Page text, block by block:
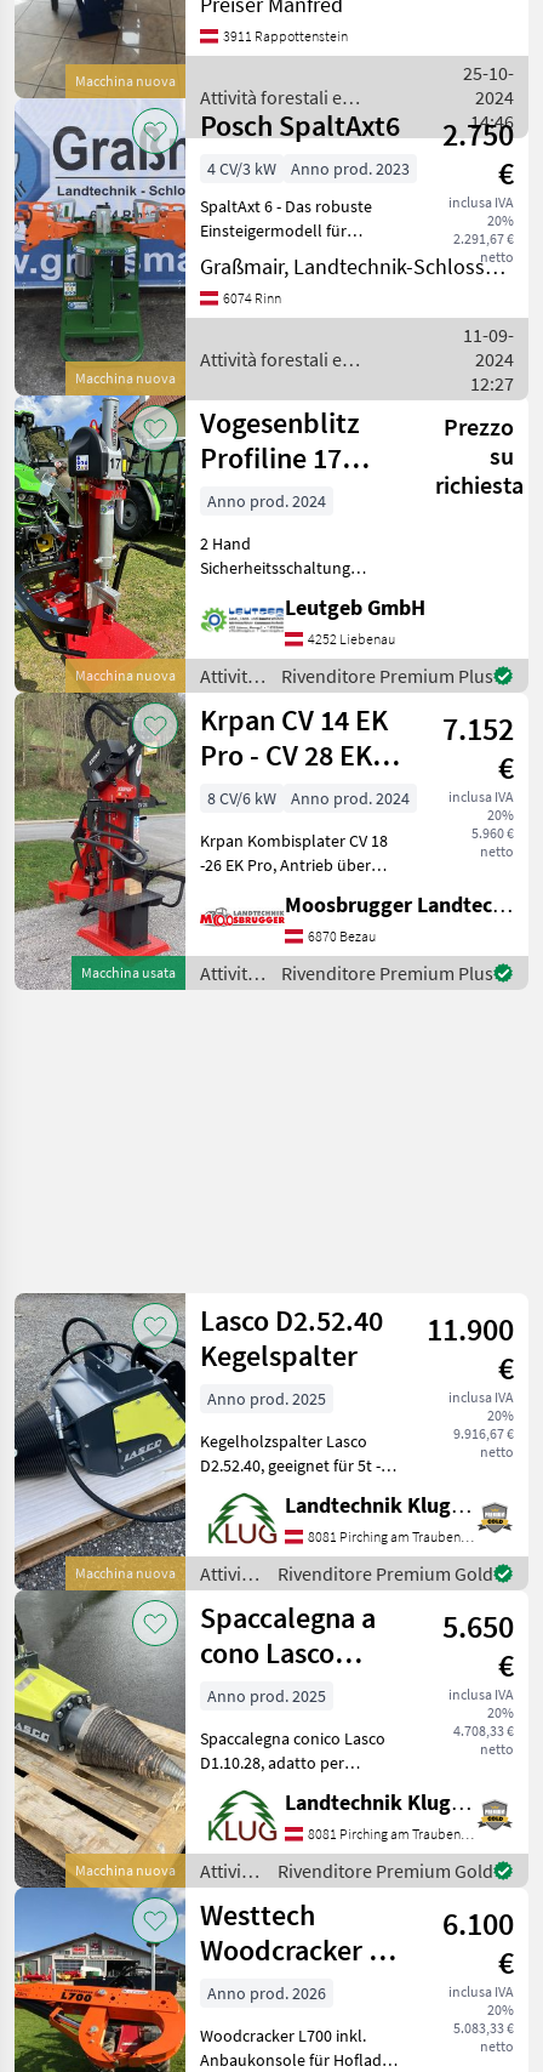
Macchina nuova
Informationen:** Der
Holzspalter der
Binderberger, Modelljahr
2024, ist e
3911 Rappottenstein
Attività forestali e
lavorazione del legno /
Binderberger
25-10-
2024
14:46
Macchina nuova
Posch SpaltAxt6
2.750
€
inclusa IVA
20%
2.291,67 €
netto
4 CV/3 kW
Anno prod. 2023
SpaltAxt 6 - Das robuste
Einsteigermodell für
Kurzholz Der Holzspalter
mit Elektromotor für den
Hausgebrauch. Die
2-Hand-Schaltung sorgt
Graßmair, Landtechnik-Schlosserei GmbH
6074 Rinn
Attività forestali e
Posch
11-09-
2024
12:27
Macchina nuova
Vogesenblitz
Profiline 17
Tonnen
Prezzo
su
richiesta
Anno prod. 2024
2 Hand
Sicherheitsschaltung
Spaltgeschwindigkeiten
Kolbenschnellrücklauf
Zylinderhub 1050mm,
werkzeuglos absenkbar
Patentierter, mech
Leutgeb GmbH
4252 Liebenau
Attività
forestali
e
lavorazione
del
legno /
Rivenditore Premium Plus
Macchina usata
Krpan CV 14 EK
Pro - CV 28 EK
Pro
7.152
€
inclusa IVA
20%
5.960 €
netto
8 CV/6 kW
Anno prod. 2024
Krpan Kombisplater CV 18
-26 EK Pro, Antrieb über
Zapfwellenantrieb mit
Gußpumpe, inklusive
Kurzholztisch,
Stammheberplatte,
Moosbrugger Landtechnik GmbH
6870 Bezau
Attività
forestali
Rivenditore Premium Plus
Macchina nuova
Lasco D2.52.40
Kegelspalter
11.900
€
inclusa IVA
20%
9.916,67 €
netto
Anno prod. 2025
Kegelholzspalter Lasco
D2.52.40, geeignet für 5t -
15t Bagger,
Kegeldurchmesser 400 mm,
Ölversorgung 80–180 l/min,
Arbeitsdruck 200-270 bar,
ca. 400kg Eigengewicht,
Landtechnik Klug e. U.
8081 Pirching am Traubenberg
Attività
forestali
e
lavorazione
del
legno /
Rivenditore Premium Gold
Macchina nuova
Spaccalegna a
cono Lasco
D1.10.28
5.650
€
inclusa IVA
20%
4.708,33 €
netto
Anno prod. 2025
Spaccalegna conico Lasco
D1.10.28, adatto per
escavatori da 2, 5 a 7 t,
diametro cono 280 mm,
portata olio 40-150 l/min,
pressione di esercizio 170-
200 bar, coppia ma
Landtechnik Klug e. U.
8081 Pirching am Traubenberg
Attività
forestali
e
lavorazione
del
legno /
Rivenditore Premium Gold
Westtech
Woodcracker L
700
6.100
€
inclusa IVA
20%
5.083,33 €
netto
Anno prod. 2026
Woodcracker L700 inkl.
Anbaukonsole für Hoflader